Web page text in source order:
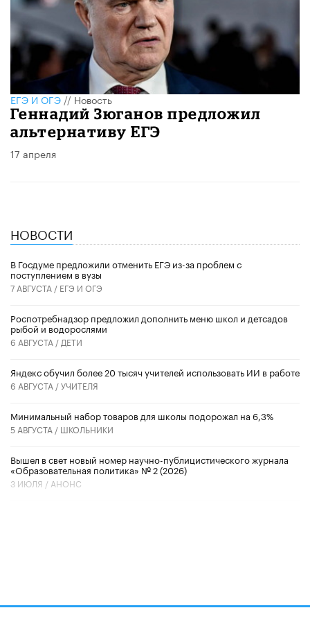
ЕГЭ И ОГЭ//Новость
Геннадий Зюганов предложил
альтернативу ЕГЭ
17 апреля
НОВОСТИ
В Госдуме предложили отменить ЕГЭ из-за проблем с
поступлением в вузы
7 АВГУСТА / ЕГЭ И ОГЭ
Роспотребнадзор предложил дополнить меню школ и детсадов
рыбой и водорослями
6 АВГУСТА / ДЕТИ
​Яндекс обучил более 20 тысяч учителей использовать ИИ в работе
6 АВГУСТА /УЧИТЕЛЯ
Минимальный набор товаров для школы подорожал на 6,3%
5 АВГУСТА / ШКОЛЬНИКИ
Вышел в свет новый номер научно-публицистического журнала
«Образовательная политика» № 2 (2026)
3 ИЮЛЯ / АНОНС